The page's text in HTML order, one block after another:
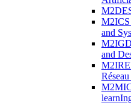
M2ICS
and
and